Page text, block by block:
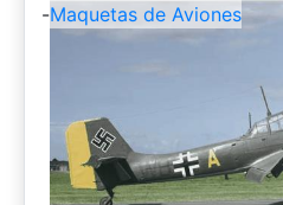
-Maquetas de Aviones